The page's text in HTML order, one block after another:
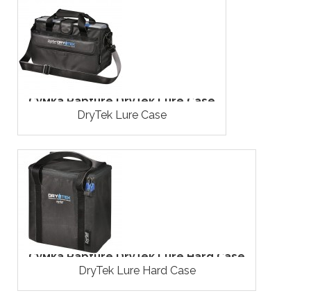
Сумка Rapture DryTek Lure Case
DryTek Lure Case
Сумка Rapture DryTek Lure Hard Case
DryTek Lure Hard Case